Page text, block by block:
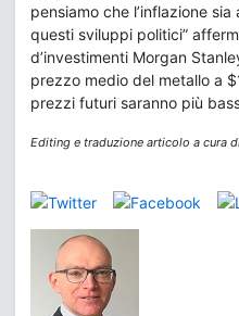
pensiamo che l’inflazione
questi sviluppi politici”
d’investimenti Morgan
prezzo medio del metallo a
prezzi futuri saranno più
Editing e traduzione articolo a cura